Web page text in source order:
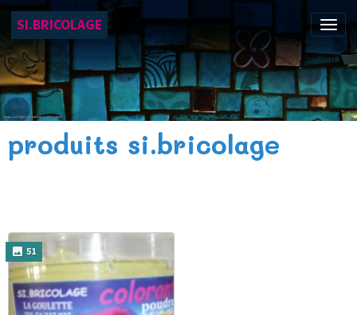
SI.BRICOLAGE
produits si.bricolage
51